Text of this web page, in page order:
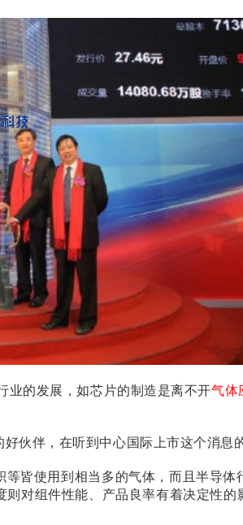
业的发展，如芯片的制造是离不开气体
伙伴，在听到中心国际上市这个消息
皆使用到相当多的气体，而且半导体
则对组件性能、产品良率有着决定性